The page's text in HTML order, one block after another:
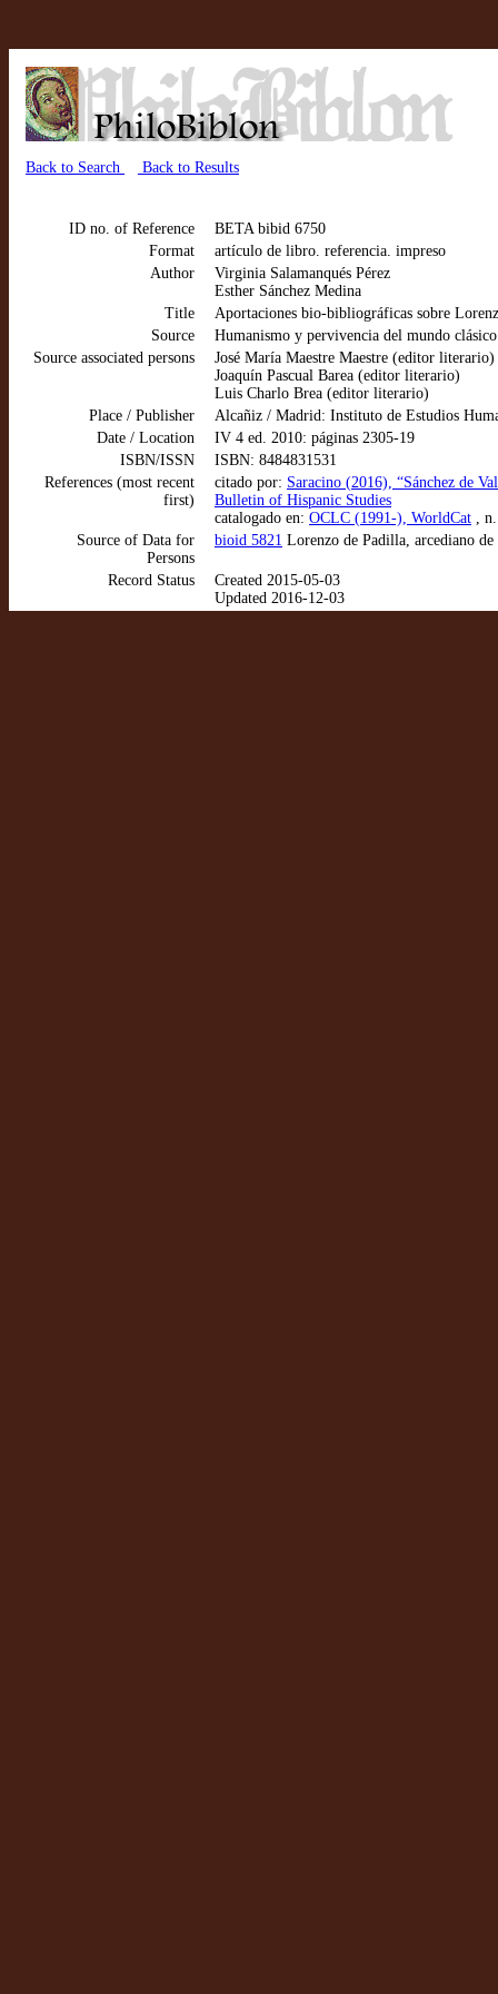
Back to Search Back to Results
ID no. of Reference
BETA bibid 6750
Format
artículo de libro. referencia. impreso
Author
Virginia Salamanqués Pérez
Esther Sánchez Medina
Title
Aportaciones bio-bibliográficas sobre
Source
Humanismo y pervivencia del mundo
Source associated persons
José María Maestre Maestre (editor literario)
Joaquín Pascual Barea (editor literario)
Luis Charlo Brea (editor literario)
Place / Publisher
Alcañiz / Madrid: Instituto de Estudios
Date / Location
IV 4 ed. 2010: páginas 2305-19
ISBN/ISSN
ISBN: 8484831531
References (most recent
first)
citado por: Saracino (2016), “Sánchez de
Bulletin of Hispanic Studies
catalogado en: OCLC (1991-), WorldCat ,
Source of Data for
Persons
bioid 5821 Lorenzo de Padilla, arcediano
Record Status
Created 2015-05-03
Updated 2016-12-03